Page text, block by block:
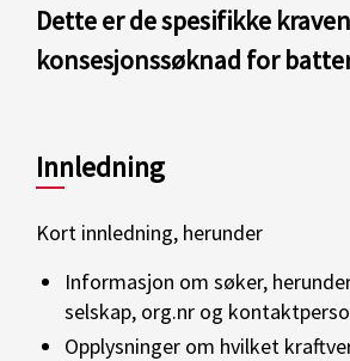
Dette er de spesifikke
konsesjonssøknad for
Innledning
Kort innledning, herunder
Informasjon om søker,
selskap, org.nr og
Opplysninger om hvilket